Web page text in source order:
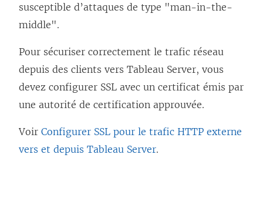
susceptible d’attaques de type "man-in-the-
middle".
Pour sécuriser correctement le trafic réseau
depuis des clients vers Tableau Server, vous
devez configurer SSL avec un certificat émis par
une autorité de certification approuvée.
Voir Configurer SSL pour le trafic HTTP externe
vers et depuis Tableau Server.